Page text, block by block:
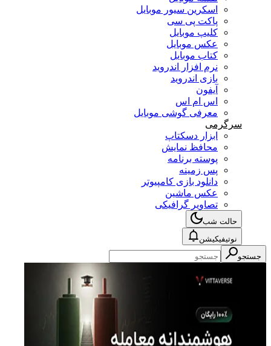
اسکرین سیور موبایل
پاکت پی سی
کلیپ موبایل
عکس موبایل
کتاب موبایل
نرم افزار اندروید
بازی اندروید
آیفون
اس ام اس
معرفی گوشی موبایل
سرگرمی
ابزار دسکتاپ
محافظ نمایش
پوسته برنامه
پس زمینه
دانلود بازی کامپیوتر
عکس ماشین
تصاویر گرافیکی
حالت شب
نوتیفیکیشن
جستجو